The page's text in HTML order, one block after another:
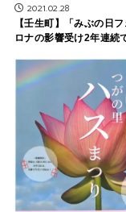
2021.02.28
【壬生町】「みぶの日
ロナの影響受け2年連続